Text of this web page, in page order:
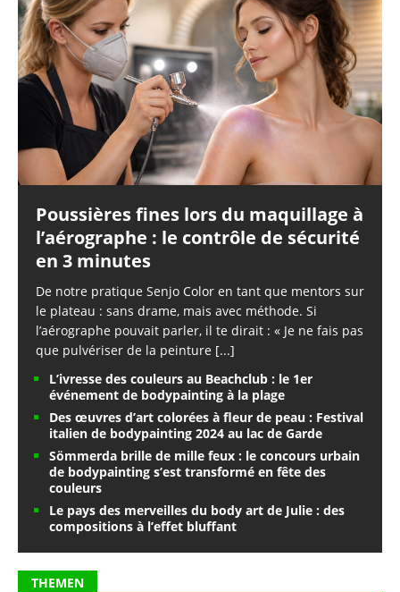
Poussières fines lors du maquillage à
l’aérographe : le contrôle de sécurité
en 3 minutes
De notre pratique Senjo Color en tant que mentors sur
le plateau : sans drame, mais avec méthode. Si
l’aérographe pouvait parler, il te dirait : « Je ne fais pas
que pulvériser de la peinture [...]
L’ivresse des couleurs au Beachclub : le 1er
événement de bodypainting à la plage
Des œuvres d’art colorées à fleur de peau : Festival
italien de bodypainting 2024 au lac de Garde
Sömmerda brille de mille feux : le concours urbain
de bodypainting s’est transformé en fête des
couleurs
Le pays des merveilles du body art de Julie : des
compositions à l’effet bluffant
THEMEN